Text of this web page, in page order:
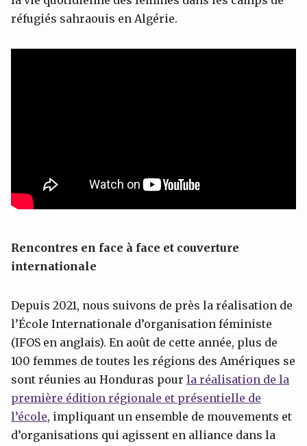
réfugiés sahraouis en Algérie.
Rencontres en face à face et couverture
internationale
Depuis 2021, nous suivons de près la réalisation de
l’École Internationale d’organisation féministe
(IFOS en anglais). En août de cette année, plus de
100 femmes de toutes les régions des Amériques se
sont réunies au Honduras pour la réalisation de la
première édition régionale et présentielle de
l’école, impliquant un ensemble de mouvements et
d’organisations qui agissent en alliance dans la